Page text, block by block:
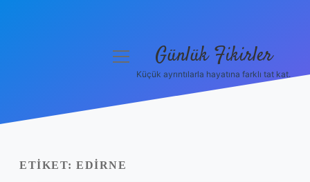
Yasal Uyarı
menüyü Günlük Fikirler
Küçük ayrıntılarla hayatına farklı tat kat.
ETIKET: EDIRNE